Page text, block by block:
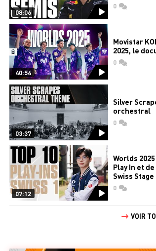
08:06
0
40:54
Movistar
2025, le
0
03:37
Silver
orchestral
0
07:12
Worlds
Play In et
Swiss Stage
0
VOIR